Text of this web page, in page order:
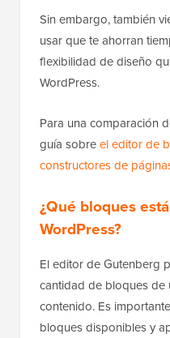
Sin embargo, también
usar que te ahorran
flexibilidad de diseño
WordPress.
Para una comparación
guía sobreel editor de
constructores de
¿Qué bloques
WordPress?
El editor de Gutenberg
cantidad de bloques de
contenido. Es
bloques disponibles y